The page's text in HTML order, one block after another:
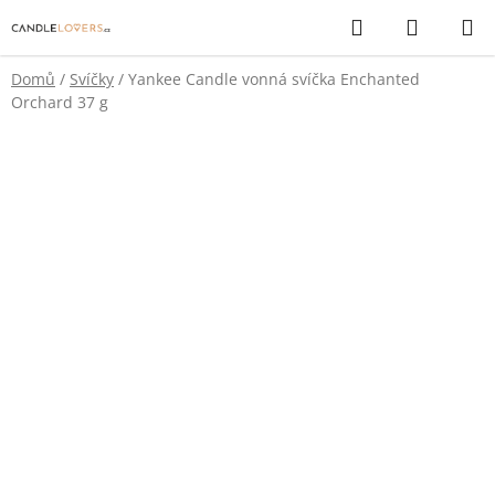
na
obsah
Hledat
KOŠÍK
Domů / Svíčky / Yankee Candle vonná svíčka Enchanted
Orchard 37 g